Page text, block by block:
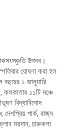
উৎসব।
ঘোষণা করা হল
১ জানুয়ারি
কলকাতার ১১টি মঞ্চে
বিদ্যাবিনোদ
পার্ক, রাজ্য
ময়দান, চারুকলা